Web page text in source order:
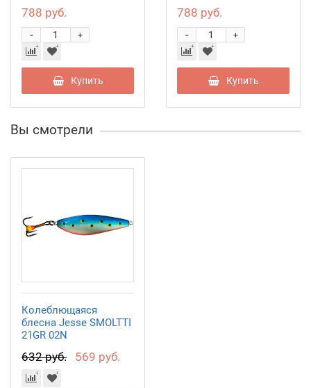
788 руб.
+
-
Купить
788 руб.
+
-
Купить
Вы смотрели
Колеблющаяся
блесна Jesse SMOLTTI
21GR 02N
632 руб. 569 руб.